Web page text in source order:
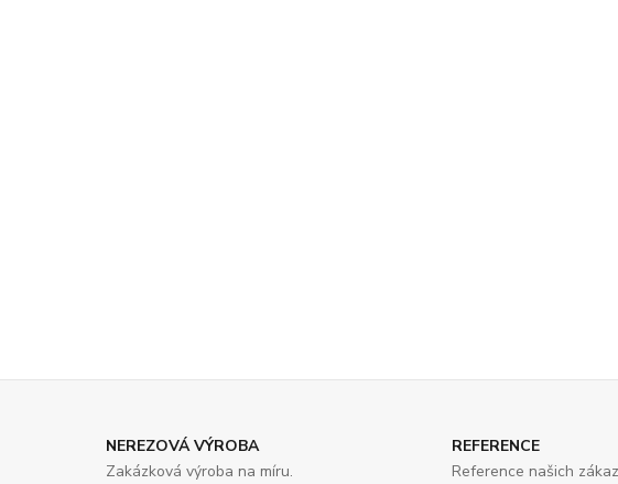
NEREZOVÁ VÝROBA
Zakázková výroba na míru.
REFERENCE
Reference našich